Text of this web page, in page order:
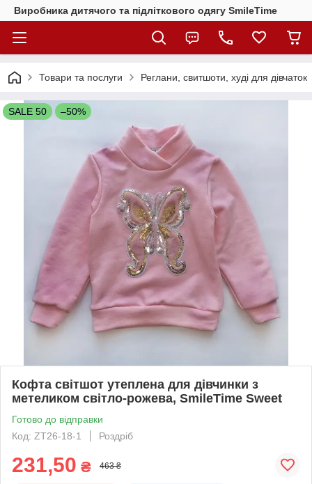
Виробника дитячого та підліткового одягу SmileTime
Товари та послуги Реглани, свитшоти, худі для дівчаток
SALE 50 –50%
Кофта світшот утеплена для дівчинки з
метеликом світло-рожева, SmileTime Sweet
Готово до відправки
Код: ZT26-18-1
Роздріб
231,50 ₴ 463 ₴